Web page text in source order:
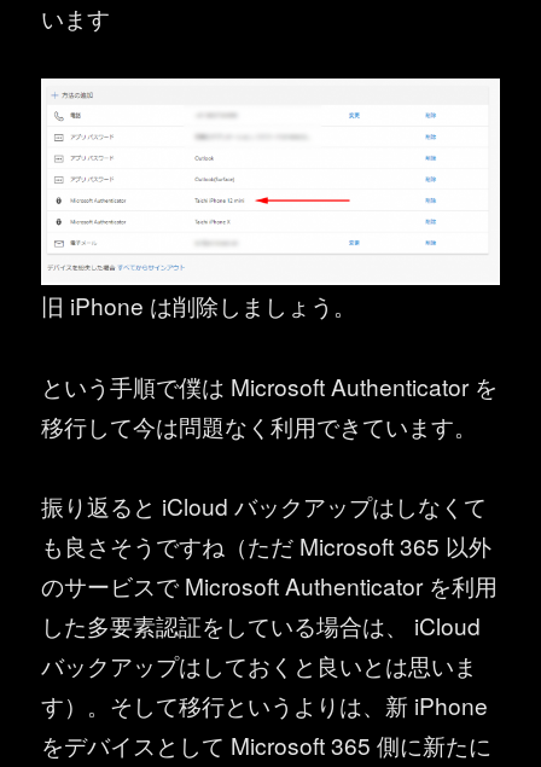
います
旧 iPhone は削除しましょう。
という手順で僕は Microsoft Authenticator を
移行して今は問題なく利用できています。
振り返ると iCloud バックアップはしなくて
も良さそうですね（ただ Microsoft 365 以外
のサービスで Microsoft Authenticator を利用
した多要素認証をしている場合は、 iCloud
バックアップはしておくと良いとは思いま
す）。そして移行というよりは、新 iPhone
をデバイスとして Microsoft 365 側に新たに